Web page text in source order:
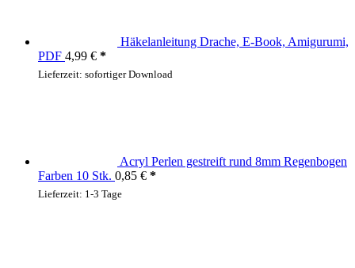
Häkelanleitung Drache, E-Book, Amigurumi,
PDF 4,99 €
Lieferzeit: sofortiger Download
Acryl Perlen gestreift rund 8mm Regenbogen
Farben 10 Stk. 0,85 €
Lieferzeit: 1-3 Tage